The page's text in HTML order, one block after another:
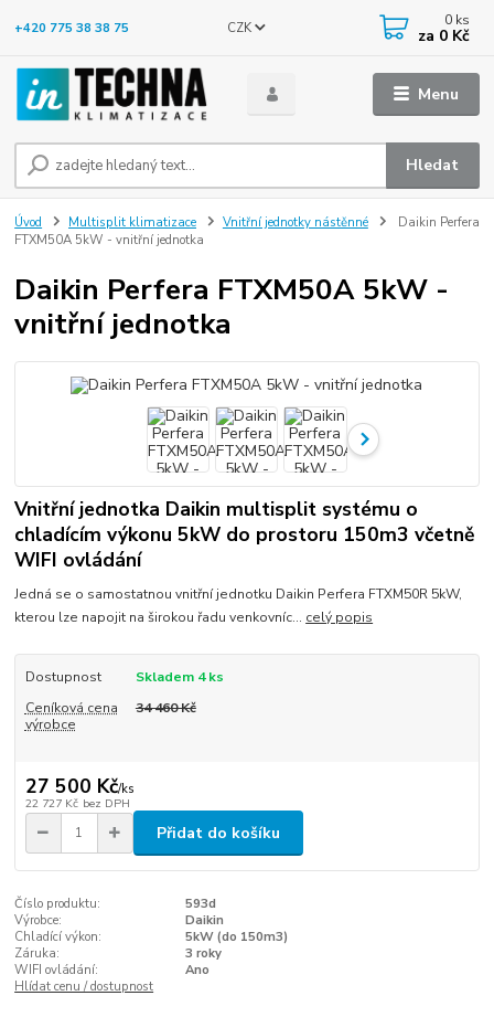
Menu
CZK
Hledat
+420 775 38 38 75 0 ks
za 0 Kč
Úvod Multisplit klimatizace Vnitřní jednotky nástěnné
Daikin Perfera
FTXM50A 5kW - vnitřní jednotka
Daikin Perfera FTXM50A 5kW -
vnitřní jednotka
Vnitřní jednotka Daikin multisplit systému o
chladícím výkonu 5kW do prostoru 150m3 včetně
WIFI ovládání
Jedná se o samostatnou vnitřní jednotku Daikin Perfera FTXM50R 5kW,
kterou lze napojit na širokou řadu venkovníc... celý popis
Dostupnost
Skladem 4 ks
Ceníková cena
výrobce
34 460 Kč
27 500 Kč/ks
22 727 Kč bez DPH
Přidat do košíku
Číslo produktu:
593d
Výrobce:
Daikin
Chladící výkon:
5kW (do 150m3)
Záruka:
3 roky
WIFI ovládání:
Ano
Hlídat cenu / dostupnost